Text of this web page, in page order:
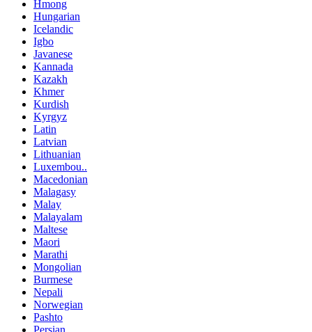
Hmong
Hungarian
Icelandic
Igbo
Javanese
Kannada
Kazakh
Khmer
Kurdish
Kyrgyz
Latin
Latvian
Lithuanian
Luxembou..
Macedonian
Malagasy
Malay
Malayalam
Maltese
Maori
Marathi
Mongolian
Burmese
Nepali
Norwegian
Pashto